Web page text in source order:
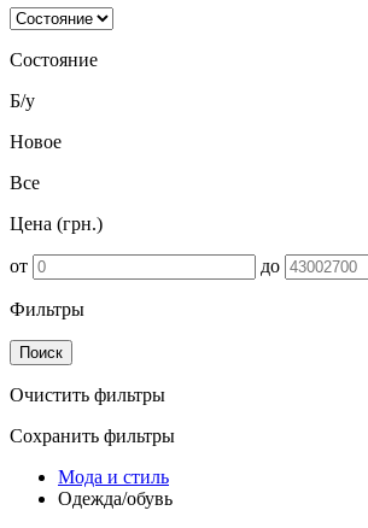
Состояние
Б/у
Новое
Все
Цена (грн.)
от до
Фильтры
Поиск
Очистить фильтры
Сохранить фильтры
Мода и стиль
Одежда/обувь